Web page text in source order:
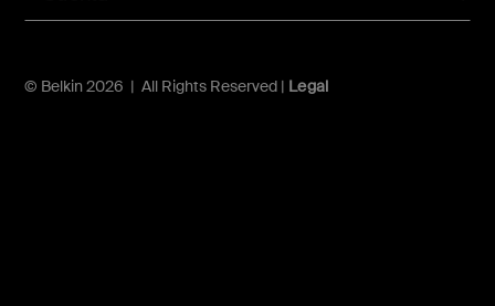
© Belkin 2026 | All Rights Reserved | Legal